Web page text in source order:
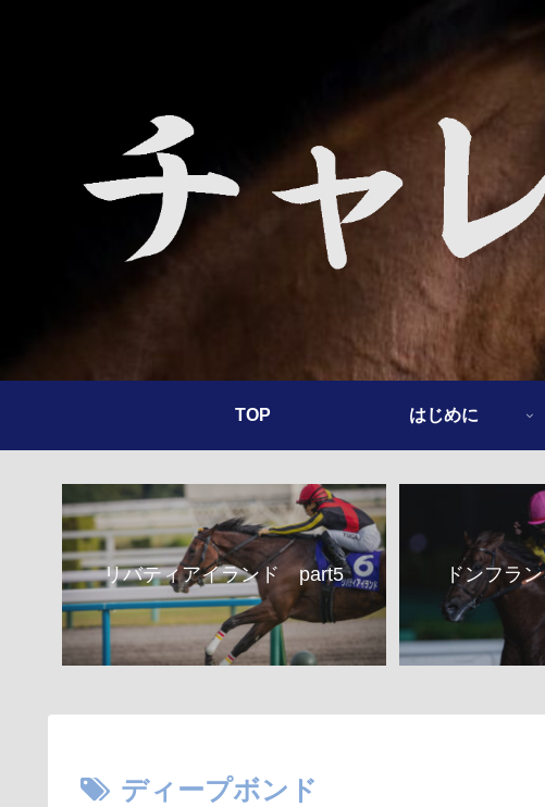
TOP はじめに
リバティアイランド part5 ドンフラ
ディープボンド